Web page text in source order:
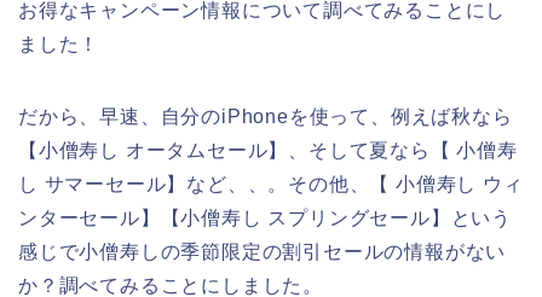
お得なキャンペーン情報について調べてみることにし
ました！
だから、早速、自分のiPhoneを使って、例えば秋なら
【小僧寿し オータムセール】、そして夏なら【 小僧寿
し サマーセール】など、、。その他、【 小僧寿し ウィ
ンターセール】【小僧寿し スプリングセール】という
感じで小僧寿しの季節限定の割引セールの情報がない
か？調べてみることにしました。